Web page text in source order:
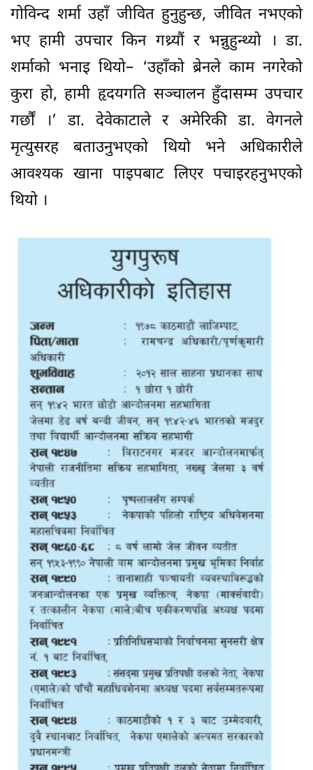
गोविन्द शर्मा उहाँ जीवित हुनुहुन्छ, जीवित नभएको
भए हामी उपचार किन गथ्र्यौं र भन्नुहुन्थ्यो । डा.
शर्माको भनाइ थियो– ‘उहाँको ब्रेनले काम नगरेको
कुरा हो, हामी हृदयगति सञ्चालन हुँदासम्म उपचार
गर्छौं ।’ डा. देवेकाटाले र अमेरिकी डा. वेगनले
मृत्युसरह बताउनुभएको थियो भने अधिकारीले
आवश्यक खाना पाइपबाट लिएर पचाइरहनुभएको
थियो ।